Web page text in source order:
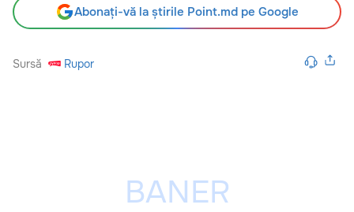
Abonați-vă la știrile Point.md pe Google
Sursă Rupor